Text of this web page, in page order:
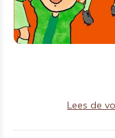
Lees de